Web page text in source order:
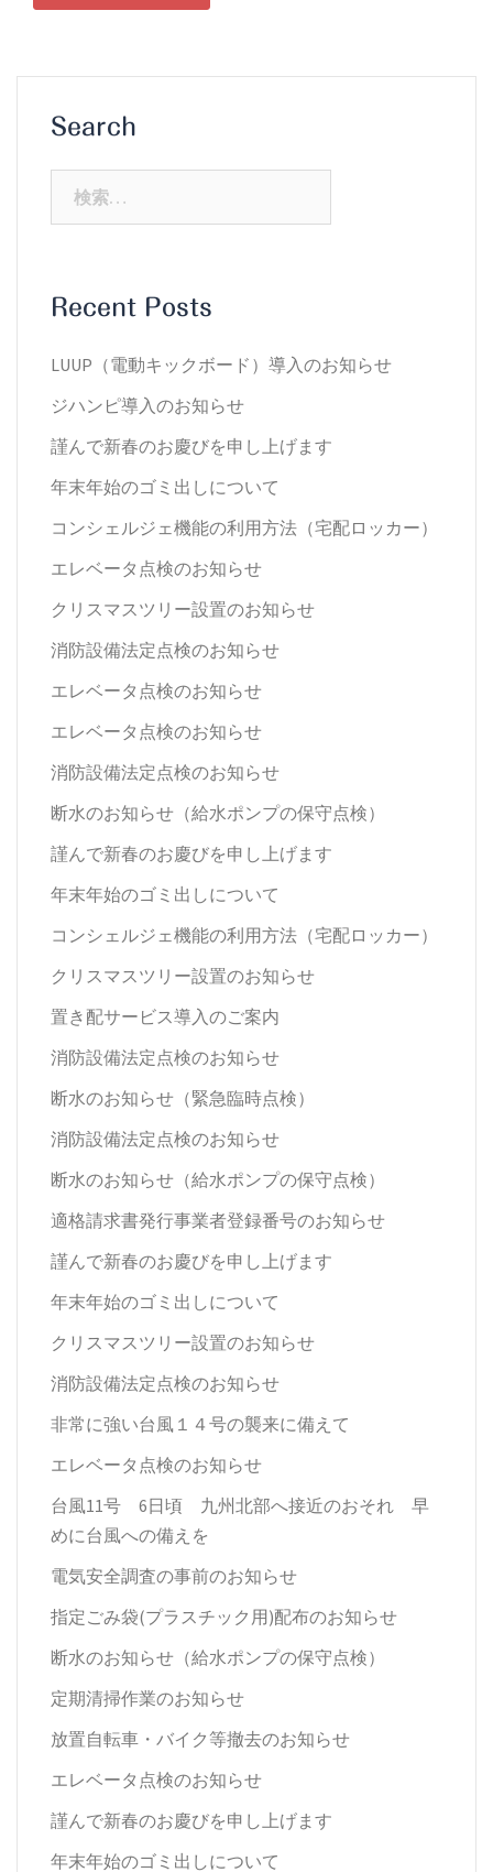
Search
Recent Posts
LUUP（電動キックボード）導入のお知らせ
ジハンピ導入のお知らせ
謹んで新春のお慶びを申し上げます
年末年始のゴミ出しについて
コンシェルジェ機能の利用方法（宅配ロッカー）
エレベータ点検のお知らせ
クリスマスツリー設置のお知らせ
消防設備法定点検のお知らせ
エレベータ点検のお知らせ
エレベータ点検のお知らせ
消防設備法定点検のお知らせ
断水のお知らせ（給水ポンプの保守点検）
謹んで新春のお慶びを申し上げます
年末年始のゴミ出しについて
コンシェルジェ機能の利用方法（宅配ロッカー）
クリスマスツリー設置のお知らせ
置き配サービス導入のご案内
消防設備法定点検のお知らせ
断水のお知らせ（緊急臨時点検）
消防設備法定点検のお知らせ
断水のお知らせ（給水ポンプの保守点検）
適格請求書発行事業者登録番号のお知らせ
謹んで新春のお慶びを申し上げます
年末年始のゴミ出しについて
クリスマスツリー設置のお知らせ
消防設備法定点検のお知らせ
非常に強い台風１４号の襲来に備えて
エレベータ点検のお知らせ
台風11号 6日頃 九州北部へ接近のおそれ 早
めに台風への備えを
電気安全調査の事前のお知らせ
指定ごみ袋(プラスチック用)配布のお知らせ
断水のお知らせ（給水ポンプの保守点検）
定期清掃作業のお知らせ
放置自転車・バイク等撤去のお知らせ
エレベータ点検のお知らせ
謹んで新春のお慶びを申し上げます
年末年始のゴミ出しについて